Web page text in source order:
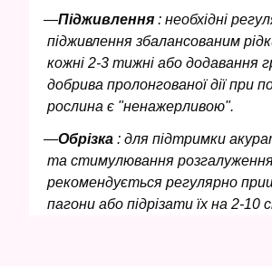
Підживлення : необхідні
підживлення збалансованим
кожні 2-3 тижні або додавання
добрива пролонгованої дії при
рослина є "ненажерливою".
Обрізка : для підтримки
та стимулювання
рекомендується регулярно
пагони або підрізати їх на 2-10